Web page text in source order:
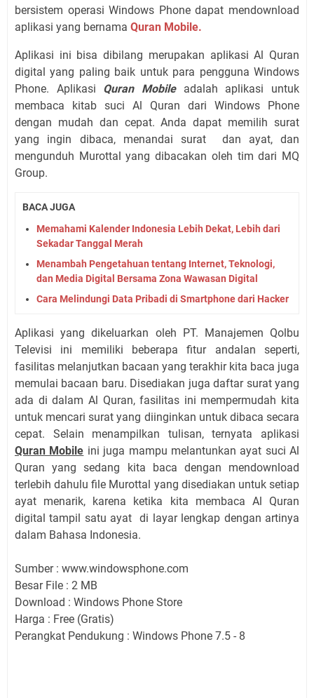
bersistem operasi Windows Phone dapat mendownload
aplikasi yang bernama Quran Mobile.
Aplikasi ini bisa dibilang merupakan aplikasi Al Quran
digital yang paling baik untuk para pengguna Windows
Phone. Aplikasi Quran Mobileadalah aplikasi untuk
membaca kitab suci Al Quran dari Windows Phone
dengan mudah dan cepat. Anda dapat memilih surat
yang ingin dibaca, menandai surat dan ayat, dan
mengunduh Murottal yang dibacakan oleh tim dari MQ
Group.
BACA JUGA
Memahami Kalender Indonesia Lebih Dekat, Lebih dari
Sekadar Tanggal Merah
Menambah Pengetahuan tentang Internet, Teknologi,
dan Media Digital Bersama Zona Wawasan Digital
Cara Melindungi Data Pribadi di Smartphone dari Hacker
Aplikasi yang dikeluarkan oleh PT. Manajemen Qolbu
Televisi ini memiliki beberapa fitur andalan seperti,
fasilitas melanjutkan bacaan yang terakhir kita baca juga
memulai bacaan baru. Disediakan juga daftar surat yang
ada di dalam Al Quran, fasilitas ini mempermudah kita
untuk mencari surat yang diinginkan untuk dibaca secara
cepat. Selain menampilkan tulisan, ternyata aplikasi
Quran Mobile ini juga mampu melantunkan ayat suci Al
Quran yang sedang kita baca dengan mendownload
terlebih dahulu file Murottal yang disediakan untuk setiap
ayat menarik, karena ketika kita membaca Al Quran
digital tampil satu ayat di layar lengkap dengan artinya
dalam Bahasa Indonesia.
Sumber : www.windowsphone.com
Besar File : 2 MB
Download : Windows Phone Store
Harga : Free (Gratis)
Perangkat Pendukung : Windows Phone 7.5 - 8